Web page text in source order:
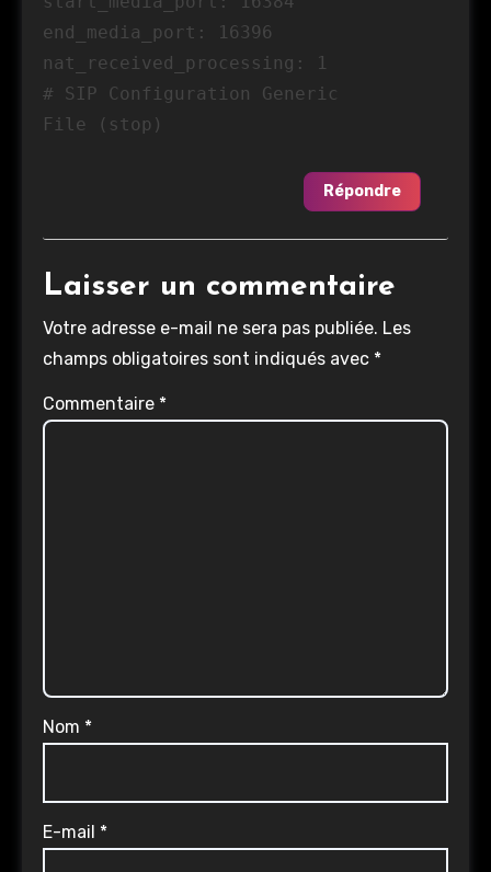
end_media_port: 16396
nat_received_processing: 1
# SIP Configuration Generic
File (stop)
Répondre
Laisser un commentaire
Votre adresse e-mail ne sera pas publiée. Les
champs obligatoires sont indiqués avec *
Commentaire *
Nom *
E-mail *